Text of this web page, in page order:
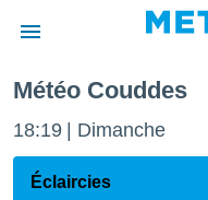
de
Météo Couddes
18:19 Dimanche
Éclaircies